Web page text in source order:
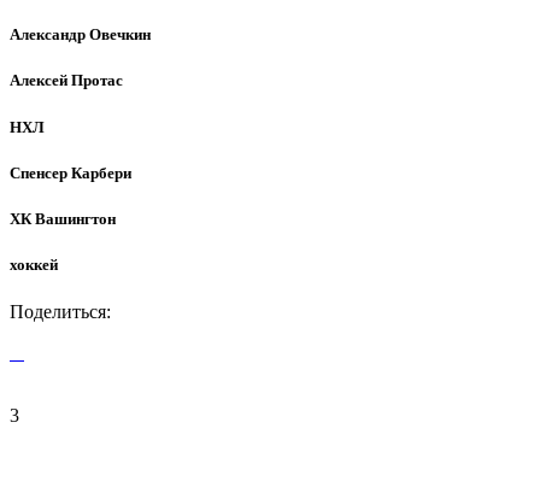
Александр Овечкин
Алексей Протас
НХЛ
Спенсер Карбери
ХК Вашингтон
хоккей
Поделиться:
3